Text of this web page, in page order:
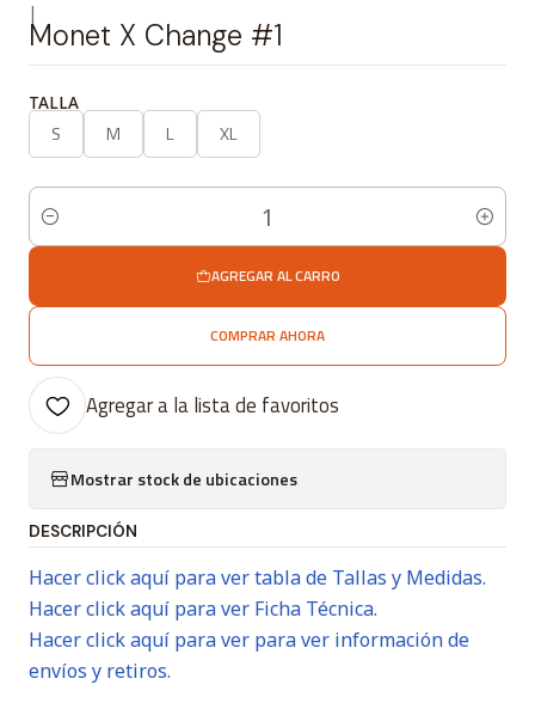
|
Monet X Change #1
TALLA
S M L XL
Cantidad
AGREGAR AL CARRO
COMPRAR AHORA
Agregar a la lista de favoritos
Mostrar stock de ubicaciones
DESCRIPCIÓN
Hacer click aquí para ver tabla de Tallas y Medidas.
Hacer click aquí para ver Ficha Técnica.
Hacer click aquí para ver para ver información de
envíos y retiros.